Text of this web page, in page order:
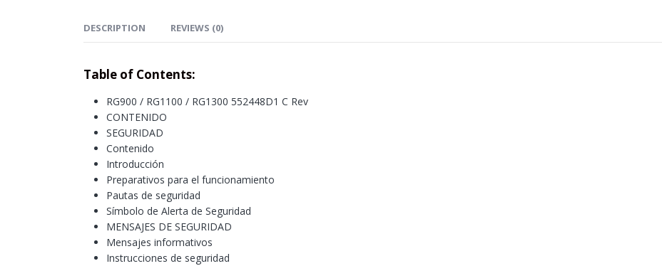
DESCRIPTION REVIEWS (0)
Table of Contents:
RG900 / RG1100 / RG1300 552448D1 C Rev
CONTENIDO
SEGURIDAD
Contenido
Introducción
Preparativos para el funcionamiento
Pautas de seguridad
Símbolo de Alerta de Seguridad
MENSAJES DE SEGURIDAD
Mensajes informativos
Instrucciones de seguridad